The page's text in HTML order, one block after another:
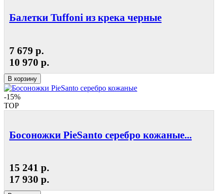
Балетки Tuffoni из крека черные
7 679 р.
10 970 р.
В корзину
-15%
TOP
Босоножки PieSanto серебро кожаные...
15 241 р.
17 930 р.